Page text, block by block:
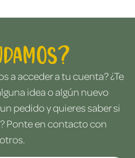
a acceder a tu cuenta? ¿Te
idea o algún nuevo
pedido y quieres saber si
Ponte en contacto con